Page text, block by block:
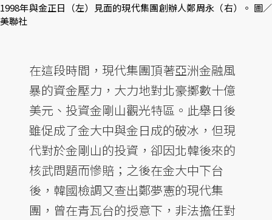
1998年與金正日（左）見面的現代集團創辦人鄭周永（右）。 圖／
美聯社
在這段時間，現代集團頂著亞洲金融風
暴的資金壓力，大力地對北豪擲數十億
美元、投資金剛山觀光特區。此舉日後
雖促成了金大中與金日成的破冰，但現
代對於金剛山的投資，卻因北韓後來的
核武問題而慘賠；之後在金大中下台
後，韓國檢調又查出鄭夢憲的現代集
團，曾在青瓦台的授意下，非法擔任對